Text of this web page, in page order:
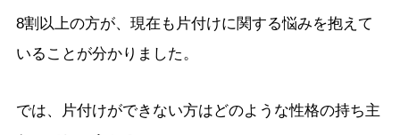
8割以上の方が、現在も片付けに関する悩みを抱えて
いることが分かりました。
では、片付けができない方はどのような性格の持ち主